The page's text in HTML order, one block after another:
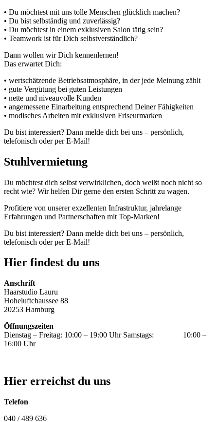
• Du möchtest mit uns tolle Menschen glücklich machen?
• Du bist selbständig und zuverlässig?
• Du möchtest in einem exklusiven Salon tätig sein?
• Teamwork ist für Dich selbstverständlich?
Dann wollen wir Dich kennenlernen!
Das erwartet Dich:
• wertschätzende Betriebsatmosphäre, in der jede Meinung zählt
• gute Vergütung bei guten Leistungen
• nette und niveauvolle Kunden
• angemessene Einarbeitung entsprechend Deiner Fähigkeiten
• modisches Arbeiten mit exklusiven Friseurmarken
Du bist interessiert? Dann melde dich bei uns – persönlich,
telefonisch oder per E-Mail!
Stuhlvermietung
Du möchtest dich selbst verwirklichen, doch weißt noch nicht so
recht wie? Wir helfen Dir gerne den ersten Schritt zu wagen.
Profitiere von unserer exzellenten Infrastruktur, jahrelange
Erfahrungen und Partnerschaften mit Top-Marken!
Du bist interessiert? Dann melde dich bei uns – persönlich,
telefonisch oder per E-Mail!
Hier findest du uns
Anschrift
Haarstudio Lauru
Hoheluftchaussee 88
20253 Hamburg
Öffnungszeiten
Dienstag – Freitag: 10:00 – 19:00 Uhr Samstags: 10:00 –
16:00 Uhr
Hier erreichst du uns
Telefon
040 / 489 636